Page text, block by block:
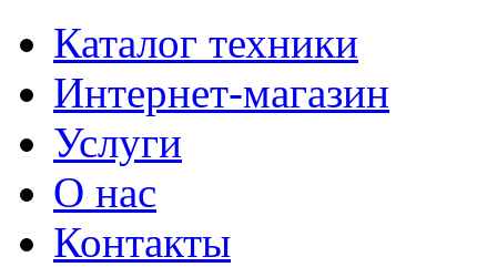
Каталог техники
Интернет-магазин
Услуги
О нас
Контакты